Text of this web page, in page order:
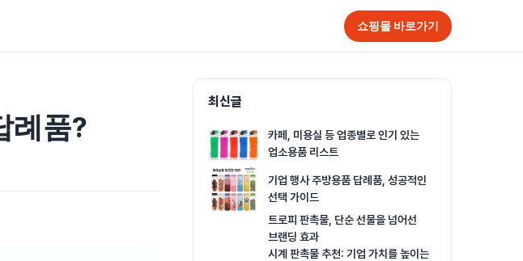
쇼핑몰 바로가기
례품?
최신글
카페, 미용실 등 업종별로 인기 있는
업소용품 리스트
기업 행사 주방용품 답례품, 성공적인
선택 가이드
트로피 판촉물, 단순 선물을 넘어선
브랜딩 효과
시계 판촉물 추천: 기업 가치를 높이는